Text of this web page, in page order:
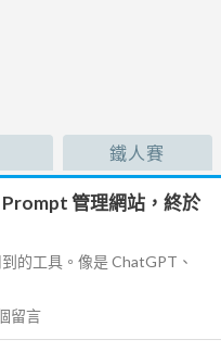
鐵人賽
Prompt 管理網站，終於
的工具。像是 ChatGPT、
留言